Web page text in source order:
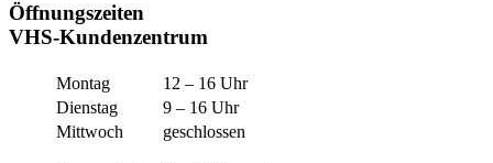
Öffnungszeiten
VHS-Kundenzentrum
Montag
12 – 16 Uhr
Dienstag
9 – 16 Uhr
Mittwoch
geschlossen